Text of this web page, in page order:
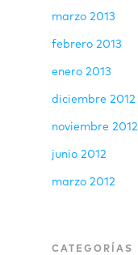
marzo 2013
febrero 2013
enero 2013
diciembre 2012
noviembre 2012
junio 2012
marzo 2012
CATEGORÍAS